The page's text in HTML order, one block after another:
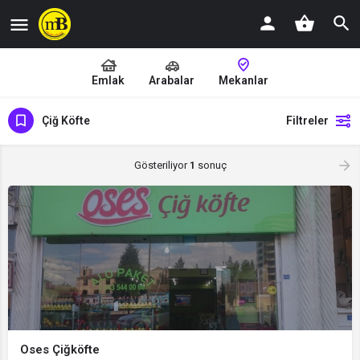
Emlak Arabalar Mekanlar
Çiğ Köfte Filtreler
Gösteriliyor 1 sonuç
Oses Çiğköfte